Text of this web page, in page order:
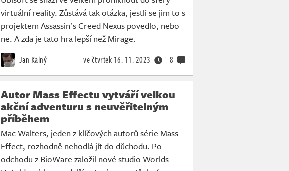
virtuální reality. Zůstává tak otázka, jestli se jim to s
projektem Assassin's Creed Nexus povedlo, nebo
ne. A zda je tato hra lepší než Mirage.
Jan Kalný ve čtvrtek 16. 11. 2023 8
Autor Mass Effectu vytváří velkou
akční adventuru s neuvěřitelným
příběhem
Mac Walters, jeden z klíčových autorů série Mass
Effect, rozhodně nehodlá jít do důchodu. Po
odchodu z BioWare založil nové studio Worlds